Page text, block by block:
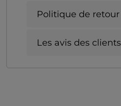
Politique de retour
Les avis des clients